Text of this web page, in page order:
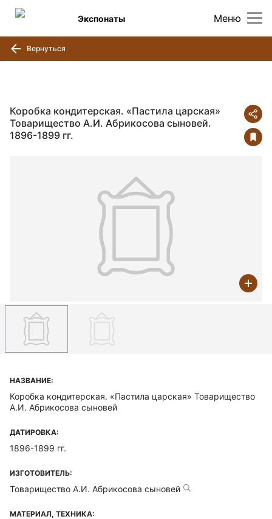
Меню
Экспонаты
Вернуться
Коробка кондитерская. «Пастила царская»
Товарищество А.И. Абрикосова сыновей.
1896-1899 гг.
НАЗВАНИЕ:
Коробка кондитерская. «Пастила царская» Товарищество
А.И. Абрикосова сыновей
ДАТИРОВКА:
1896-1899 гг.
ИЗГОТОВИТЕЛЬ:
Товарищество А.И. Абрикосова сыновей
МАТЕРИАЛ, ТЕХНИКА: